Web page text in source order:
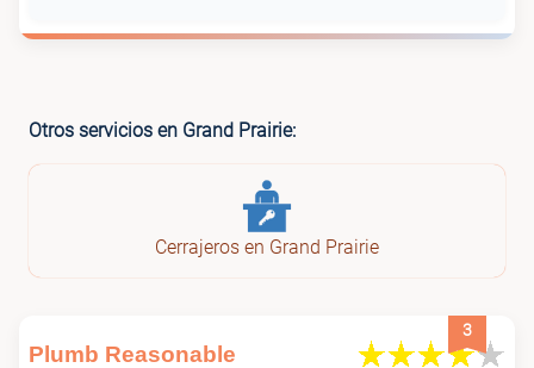
Otros servicios en Grand Prairie:
Cerrajeros en Grand Prairie
3
Plumb Reasonable